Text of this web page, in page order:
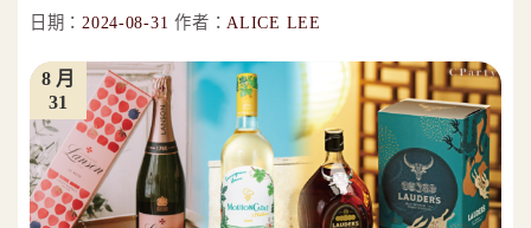
日期： 2024-08-31 作者： ALICE LEE
31
8 月